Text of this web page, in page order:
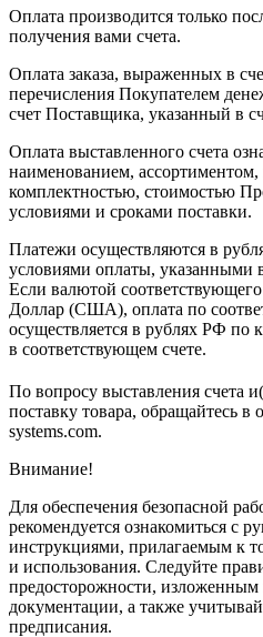
Оплата производится только
получения вами счета.
Оплата заказа, выраженных в
перечисления Покупателем
счет Поставщика, указанный в
Оплата выставленного счета
наименованием, ассортиментом,
комплектностью, стоимостью
условиями и сроками поставки.
Платежи осуществляются в
условиями оплаты, указанными
Если валютой
Доллар (США), оплата по
осуществляется в рублях РФ по
в соответствующем cчете.
По вопросу выставления счета
поставку товара, обращайтесь
systems.com.
Внимание!
Для обеспечения безопасной
рекомендуется ознакомиться с
инструкциями, прилагаемым к
и использования. Следуйте
предосторожности, изложенным
документации, а также
предписания.